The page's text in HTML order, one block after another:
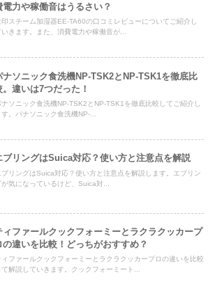
電力や稼働音はうるさい？
印スチーム加湿器EE-TA60の口コミレビューについてご紹介し
いきます。また、消費電力や稼働音が...
ナソニック食洗機NP-TSK2とNP-TSK1を徹底比
。違いは7つだった！
ナソニック食洗機NP-TSK2とNP-TSK1を徹底比較してご紹介し
す。パナソニック食洗機NP-...
ブリングはSuica対応？使い方と注意点を解説
ブリングはSuica対応？使い方と注意点を解説します。エブリン
が気になっているけど、Suica対...
ィファールクックフォーミーとラクラクッカープ
の違いを比較！どっちがおすすめ？
ィファールクックフォーミーとラクラクッカープロの違いを比較
て解説していきます。クックフォーミート...